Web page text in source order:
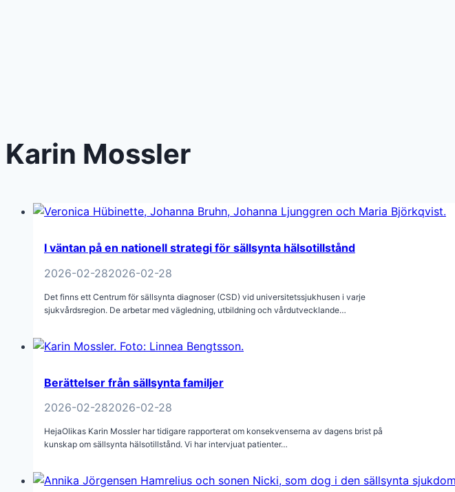
Karin Mossler
I väntan på en nationell strategi för sällsynta hälsotillstånd
2026-02-282026-02-28
Det finns ett Centrum för sällsynta diagnoser (CSD) vid universitetssjukhusen i varje
sjukvårdsregion. De arbetar med vägledning, utbildning och vårdutvecklande…
Berättelser från sällsynta familjer
2026-02-282026-02-28
HejaOlikas Karin Mossler har tidigare rapporterat om konsekvenserna av dagens brist på
kunskap om sällsynta hälsotillstånd. Vi har intervjuat patienter…